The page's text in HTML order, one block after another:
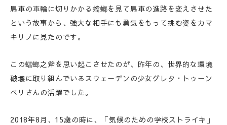
馬車の車輪に切りかかる蟷螂を見て馬車の進路を変えさせた
という故事から、強大な相手にも勇気をもって挑む姿をカマ
キリノに見たのです。
この蟷螂之斧を思い起こさせたのが、昨年の、世界的な環境
破壊に取り組んでいるスウェーデンの少女グレタ・トゥーン
ベリさんの活躍でした。
2018年8月、15歳の時に、「気候のための学校ストライキ」